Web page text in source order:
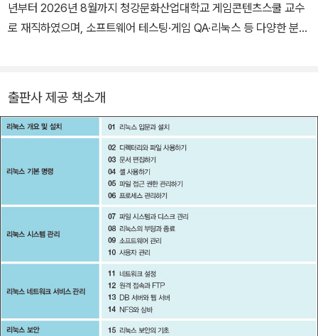
년부터 2026년 8월까지 청강문화산업대학교 게임콘텐츠스쿨 교수
로 재직하였으며, 소프트웨어 테스팅·게임 QA·리눅스 등 다양한 분야
있다.
출판사 제공 책소개